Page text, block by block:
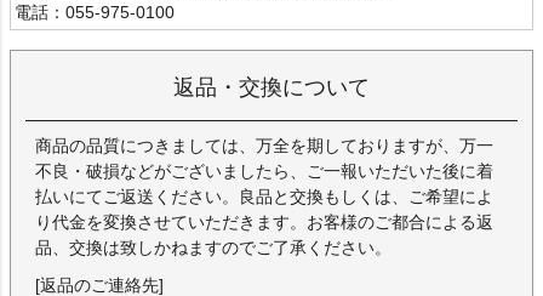
電話：055-975-0100
返品・交換について
商品の品質につきましては、万全を期しておりますが、万一
不良・破損などがございましたら、ご一報いただいた後に着
払いにてご返送ください。良品と交換もしくは、ご希望によ
り代金を変換させていただきます。お客様のご都合による返
品、交換は致しかねますのでご了承ください。
[返品のご連絡先]